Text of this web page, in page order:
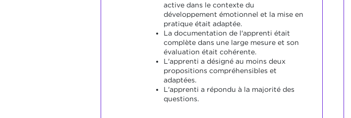
active dans le contexte du
développement émotionnel et la mise en
pratique était adaptée.
La documentation de l'apprenti était
complète dans une large mesure et son
évaluation était cohérente.
L'apprenti a désigné au moins deux
propositions compréhensibles et
adaptées.
L'apprenti a répondu à la majorité des
questions.